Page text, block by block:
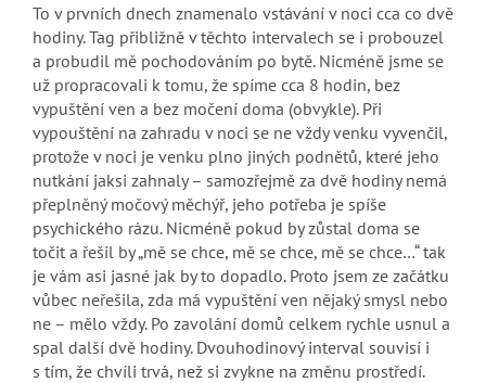
To v prvních dnech znamenalo vstávání v noci cca co dvě
hodiny. Tag přibližně v těchto intervalech se i probouzel
a probudil mě pochodováním po bytě. Nicméně jsme se
už propracovali k tomu, že spíme cca 8 hodin, bez
vypuštění ven a bez močení doma (obvykle). Při
vypouštění na zahradu v noci se ne vždy venku vyvenčil,
protože v noci je venku plno jiných podnětů, které jeho
nutkání jaksi zahnaly – samozřejmě za dvě hodiny nemá
přeplněný močový měchýř, jeho potřeba je spíše
psychického rázu. Nicméně pokud by zůstal doma se
točit a řešil by „mě se chce, mě se chce, mě se chce…“ tak
je vám asi jasné jak by to dopadlo. Proto jsem ze začátku
vůbec neřešila, zda má vypuštění ven nějaký smysl nebo
ne – mělo vždy. Po zavolání domů celkem rychle usnul a
spal další dvě hodiny. Dvouhodinový interval souvisí i
s tím, že chvíli trvá, než si zvykne na změnu prostředí.